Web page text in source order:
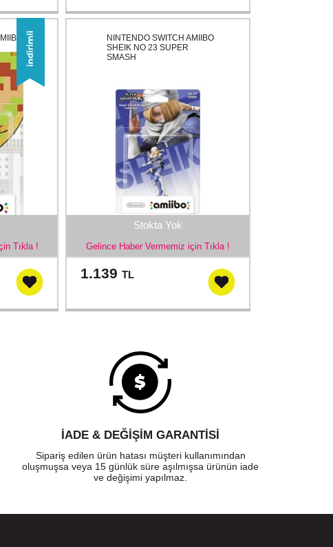
Tıkla !
Stokta Yok
Gelince Haber Vermemiz için Tıkla !
NINTENDO SWITCH AMIIBO
SHEIK NO 23 SUPER
SMASH
1.139TL
İADE & DEĞİŞİM GARANTİSİ
Sipariş edilen ürün hatası müşteri kullanımından
oluşmuşsa veya 15 günlük süre aşılmışsa ürünün iade
ve değişimi yapılmaz.